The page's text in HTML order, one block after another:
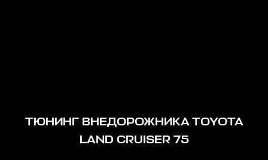
ТЮНИНГ ВНЕДОРОЖНИКА TOYOTA
LAND CRUISER 75